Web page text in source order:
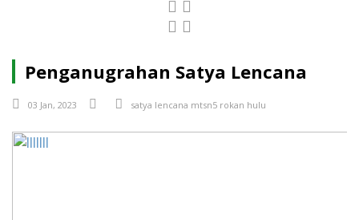
Penganugrahan Satya Lencana
03 Jan, 2023 satya lencana mtsn5 rokan hulu